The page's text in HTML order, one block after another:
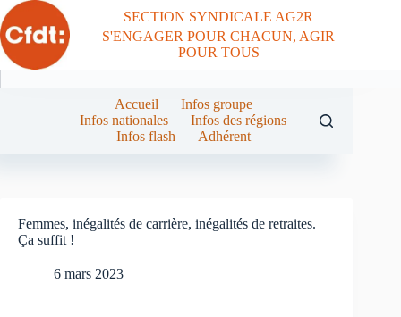
Passer
au
contenu
SECTION SYNDICALE AG2R
S'ENGAGER POUR CHACUN, AGIR
POUR TOUS
Accueil
Infos groupe
Infos nationales
Infos des régions
Infos flash
Adhérent
Femmes, inégalités de carrière, inégalités de retraites.
Ça suffit !
6 mars 2023